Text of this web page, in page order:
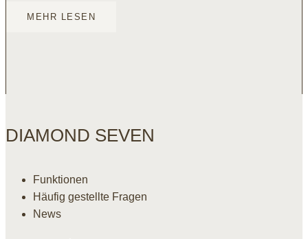
MEHR LESEN
DIAMOND SEVEN
Funktionen
Häufig gestellte Fragen
News